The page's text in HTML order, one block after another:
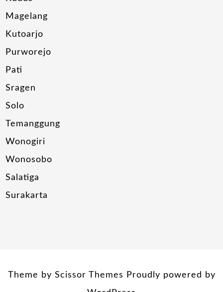
Magelang
Kutoarjo
Purworejo
Pati
Sragen
Solo
Temanggung
Wonogiri
Wonosobo
Salatiga
Surakarta
Theme by Scissor Themes Proudly powered by